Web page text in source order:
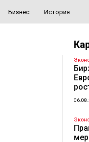
Бизнес История